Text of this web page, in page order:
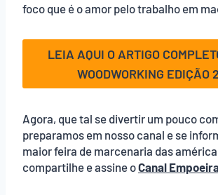
foco que é o amor pelo trabalho em
LEIA AQUI O ARTIGO
WOODWORKING EDIÇÃO
Agora, que tal se divertir um pouco
preparamos em nosso canal e se
maior feira de marcenaria das
compartilhe e assine oCanal